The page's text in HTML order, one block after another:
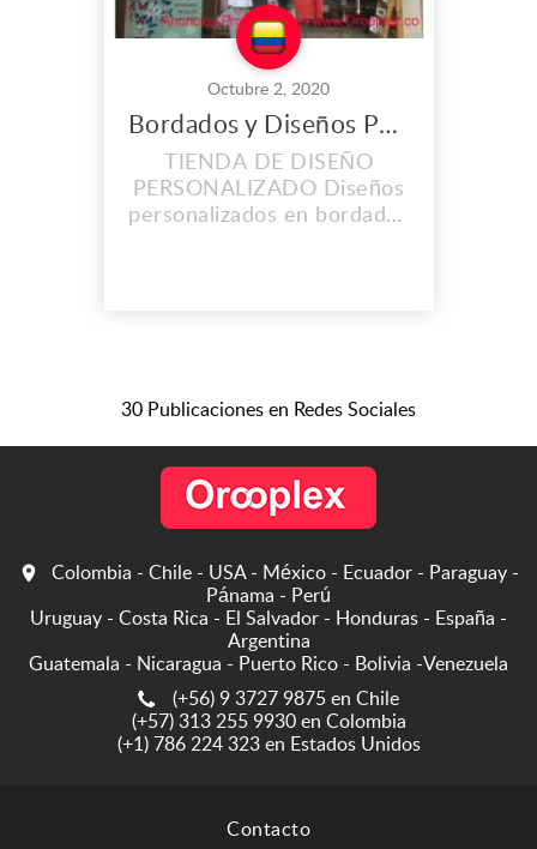
Octubre 2, 2020
Bordados y Diseños Personalizados en Barranquilla
TIENDA DE DISEÑO
PERSONALIZADO Diseños
personalizados en bordados
shop, somos una tienda de
cada ocasión!...
30 Publicaciones en Redes Sociales
Colombia - Chile - USA - México - Ecuador - Paraguay -
Pánama - Perú
Uruguay - Costa Rica - El Salvador - Honduras - España -
Argentina
Guatemala - Nicaragua - Puerto Rico - Bolivia -Venezuela
(+56) 9 3727 9875 en Chile
(+57) 313 255 9930 en Colombia
(+1) 786 224 323 en Estados Unidos
Contacto